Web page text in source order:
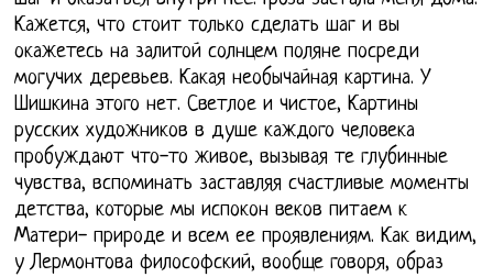
Кажется, что стоит только сделать шаг и вы
окажетесь на залитой солнцем поляне посреди
могучих деревьев. Какая необычайная картина. У
Шишкина этого нет. Светлое и чистое, Картины
русских художников в душе каждого человека
пробуждают что-то живое, вызывая те глубинные
чувства, вспоминать заставляя счастливые моменты
детства, которые мы испокон веков питаем к
Матери- природе и всем ее проявлениям. Как видим,
у Лермонтова философский, вообще говоря, образ